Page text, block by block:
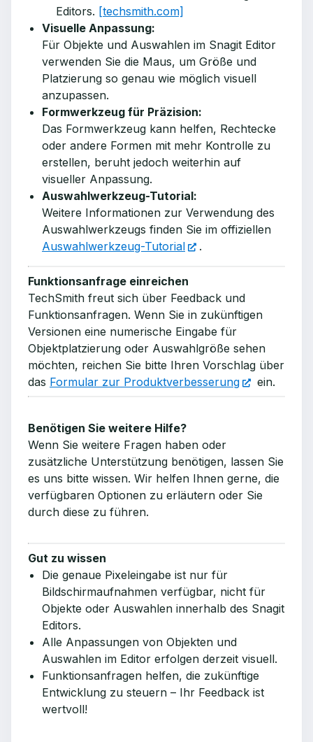
Editors. [techsmith.com]
Visuelle Anpassung:
Für Objekte und Auswahlen im Snagit Editor
verwenden Sie die Maus, um Größe und
Platzierung so genau wie möglich visuell
anzupassen.
Formwerkzeug für Präzision:
Das Formwerkzeug kann helfen, Rechtecke
oder andere Formen mit mehr Kontrolle zu
erstellen, beruht jedoch weiterhin auf
visueller Anpassung.
Auswahlwerkzeug-Tutorial:
Weitere Informationen zur Verwendung des
Auswahlwerkzeugs finden Sie im offiziellen
Auswahlwerkzeug-Tutorial
.
Funktionsanfrage einreichen
TechSmith freut sich über Feedback und
Funktionsanfragen. Wenn Sie in zukünftigen
Versionen eine numerische Eingabe für
Objektplatzierung oder Auswahlgröße sehen
möchten, reichen Sie bitte Ihren Vorschlag über
das Formular zur Produktverbesserung ein.
Benötigen Sie weitere Hilfe?
Wenn Sie weitere Fragen haben oder
zusätzliche Unterstützung benötigen, lassen Sie
es uns bitte wissen. Wir helfen Ihnen gerne, die
verfügbaren Optionen zu erläutern oder Sie
durch diese zu führen.
Gut zu wissen
Die genaue Pixeleingabe ist nur für
Bildschirmaufnahmen verfügbar, nicht für
Objekte oder Auswahlen innerhalb des Snagit
Editors.
Alle Anpassungen von Objekten und
Auswahlen im Editor erfolgen derzeit visuell.
Funktionsanfragen helfen, die zukünftige
Entwicklung zu steuern – Ihr Feedback ist
wertvoll!